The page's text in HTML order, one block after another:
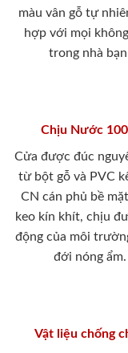
màu vân gỗ tự
hợp với mọi
trong nhà
Chịu Nước
Cửa được đúc
từ bột gỗ và PVC
CN cán phủ bề
keo kín khít, chịu
động của môi
đới nóng ẩm.
Vật liệu chống